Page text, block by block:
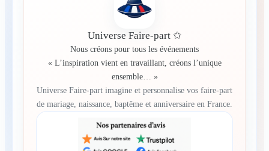
Universe Faire-part ✩
Nous créons pour tous les événements
« L’inspiration vient en travaillant, créons l’unique
ensemble… »
Universe Faire-part imagine et personnalise vos faire-part
de mariage, naissance, baptême et anniversaire en France.